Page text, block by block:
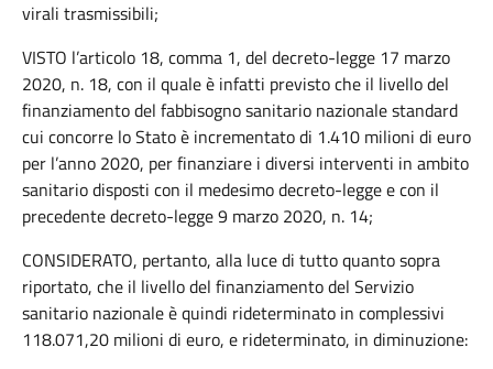
virali trasmissibili;
VISTO l’articolo 18, comma 1, del decreto-legge 17 marzo
2020, n. 18, con il quale è infatti previsto che il livello del
finanziamento del fabbisogno sanitario nazionale standard
cui concorre lo Stato è incrementato di 1.410 milioni di euro
per l’anno 2020, per finanziare i diversi interventi in ambito
sanitario disposti con il medesimo decreto-legge e con il
precedente decreto-legge 9 marzo 2020, n. 14;
CONSIDERATO, pertanto, alla luce di tutto quanto sopra
riportato, che il livello del finanziamento del Servizio
sanitario nazionale è quindi rideterminato in complessivi
118.071,20 milioni di euro, e rideterminato, in diminuzione: